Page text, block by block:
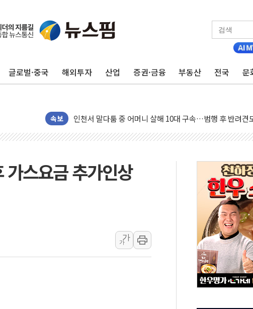
글로벌·중국 해외투자 산업 증권·금융 부동산 전국 문
속보
평택 진위면 공장서 질식사고 발생…작업자 1명 숨져
포항 블루밸리 국가산단에 '철강 AI융합실증센터' 들어선
[종합] 김민석, 정청래에 누적 1.48%p 차 선두 유지...金
김민석, 강원·대구·경북 경선서 정청래에 승리…金
[속보] 민주, 강원·대구·경북 경선 결과...김민석 48.54%
[속보] 민주, 대구 경선 결과 발표...정청래 47.82% 김민석
[속보] 민주, 강원 경선 결과 발표...김민석 50.30% 정청
정재헌 CEO, SKT 장기고객 400명 맞이…"마음 잇는 시
최태원, 노소영에 9440억 지급 확정되나…재상고 앞두고
하나금융, 명동 소상공인에 '행복상자' 전달
인천시 광복절 현수막 '태극기 거꾸로' 논란…이틀만에 철
병무청, 보충역 전면 손질… 예술·체육요원 최대 33% 감축
홈플러스發 대형마트 판매, 역대 최대폭 감소한
윤준병·이해민 의원, '정부 특사'로 콜롬비아 대통령 취임
스요금 추가인상
가
가